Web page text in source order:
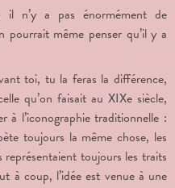
n’y a pas énormément de
pourrait même penser qu’il y a
toi, tu la feras la différence,
qu’on faisait au XIXe siècle,
à l’iconographie traditionnelle :
toujours la même chose, les
représentaient toujours les traits
à coup, l’idée est venue à une